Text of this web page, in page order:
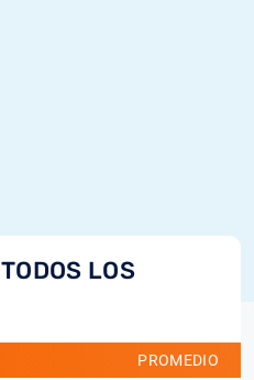
LOS
PROMEDIO